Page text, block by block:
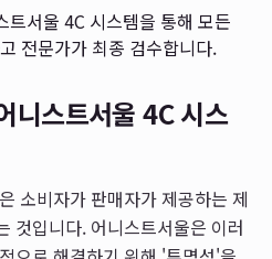
트서울 4C 시스템을 통해 모든
전문가가 최종 검수합니다.
니스트서울 4C 시스
소비자가 판매자가 제공하는 제
것입니다. 어니스트서울은 이러